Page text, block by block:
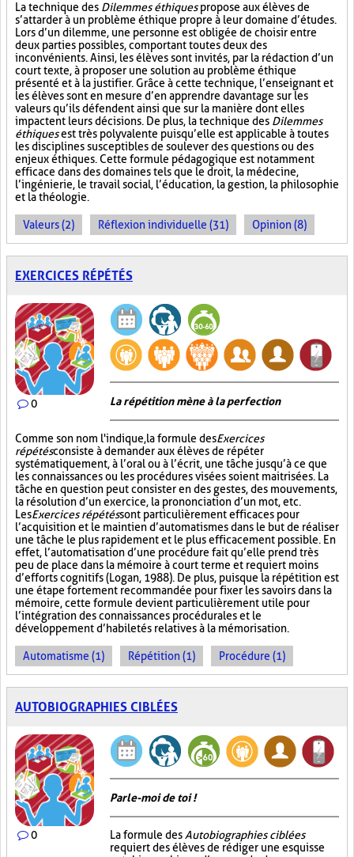
La technique des Dilemmes éthiquespropose aux élèves de
s’attarder à un problème éthique propre à leur domaine d’études.
Lors d’un dilemme, une personne est obligée de choisir entre
deux parties possibles, comportant toutes deux des
inconvénients. Ainsi, les élèves sont invités, par la rédaction d’un
court texte, à proposer une solution au problème éthique
présenté et à la justifier. Grâce à cette technique, l’enseignant et
les élèves sont en mesure d’en apprendre davantage sur les
valeurs qu’ils défendent ainsi que sur la manière dont elles
impactent leurs décisions. De plus, la technique des Dilemmes
éthiquesest très polyvalente puisqu’elle est applicable à toutes
les disciplines susceptibles de soulever des questions ou des
enjeux éthiques. Cette formule pédagogique est notamment
efficace dans des domaines tels que le droit, la médecine,
l’ingénierie, le travail social, l’éducation, la gestion, la philosophie
et la théologie.
Valeurs (2) Réflexion individuelle (31) Opinion (8)
EXERCICES RÉPÉTÉS
0 La répétition mène à la perfection
Comme son nom l'indique, la formule desExercices
répétésconsiste à demander aux élèves de répéter
systématiquement, à l’oral ou à l’écrit, une tâche jusqu’à ce que
les connaissances ou les procédures visées soient maitrisées. La
tâche en question peut consister en des gestes, des mouvements,
la résolution d’un exercice, la prononciation d’un mot, etc.
LesExercices répétéssont particulièrement efficaces pour
l’acquisition et le maintien d’automatismes dans le but de réaliser
une tâche le plus rapidement et le plus efficacement possible. En
effet, l’automatisation d’une procédure fait qu’elle prend très
peu de place dans la mémoire à court terme et requiert moins
d’efforts cognitifs (Logan, 1988). De plus, puisque la répétition est
une étape fortement recommandée pour fixer les savoirs dans la
mémoire, cette formule devient particulièrement utile pour
l’intégration des connaissances procédurales et le
développement d’habiletés relatives à la mémorisation.
Automatisme (1) Répétition (1) Procédure (1)
AUTOBIOGRAPHIES CIBLÉES
0
Parle-moi de toi !
La formule des Autobiographies ciblées
requiert des élèves de rédiger une esquisse